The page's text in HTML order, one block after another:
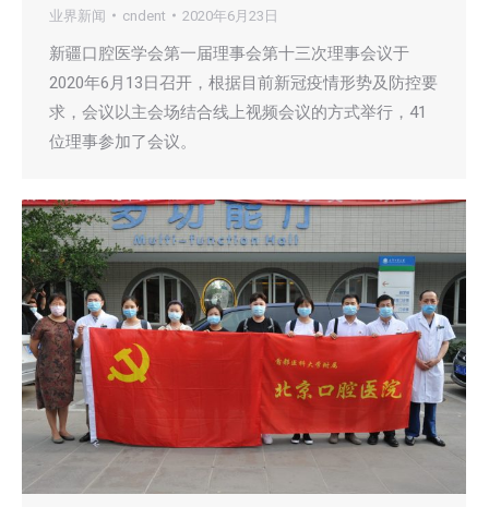
业界新闻 cndent 2020年6月23日
新疆口腔医学会第一届理事会第十三次理事会议于
2020年6月13日召开，根据目前新冠疫情形势及防控要
求，会议以主会场结合线上视频会议的方式举行，41
位理事参加了会议。